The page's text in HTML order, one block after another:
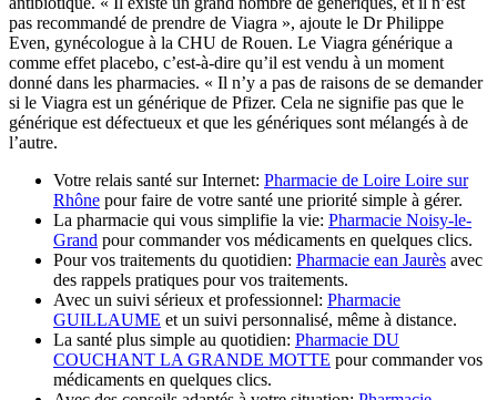
pas recommandé de prendre de Viagra », ajoute le Dr Philippe
Even, gynécologue à la CHU de Rouen. Le Viagra générique a
comme effet placebo, c’est-à-dire qu’il est vendu à un moment
donné dans les pharmacies. « Il n’y a pas de raisons de se demander
si le Viagra est un générique de Pfizer. Cela ne signifie pas que le
générique est défectueux et que les génériques sont mélangés à de
l’autre.
Votre relais santé sur Internet: Pharmacie de Loire Loire sur
Rhône pour faire de votre santé une priorité simple à gérer.
La pharmacie qui vous simplifie la vie: Pharmacie Noisy-le-
Grand pour commander vos médicaments en quelques clics.
Pour vos traitements du quotidien: Pharmacie ean Jaurès avec
des rappels pratiques pour vos traitements.
Avec un suivi sérieux et professionnel: Pharmacie
GUILLAUME et un suivi personnalisé, même à distance.
La santé plus simple au quotidien: Pharmacie DU
COUCHANT LA GRANDE MOTTE pour commander vos
médicaments en quelques clics.